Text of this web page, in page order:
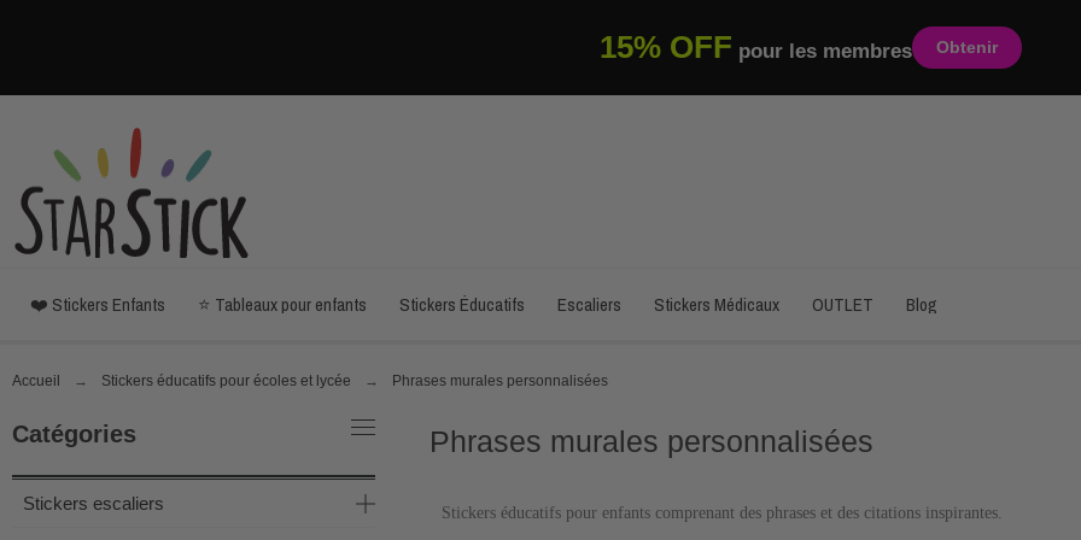
15% OFF pour les membres Obtenir
❤️ Stickers Enfants ⭐ Tableaux pour enfants Stickers Éducatifs Escaliers Stickers Médicaux OUTLET Blog
Accueil Stickers éducatifs pour écoles et lycée Phrases murales personnalisées
Catégories
Stickers escaliers
Phrases murales personnalisées
Stickers éducatifs pour enfants comprenant des phrases et des citations inspirantes.